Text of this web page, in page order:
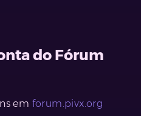
do Fórum
em forum.pivx.org